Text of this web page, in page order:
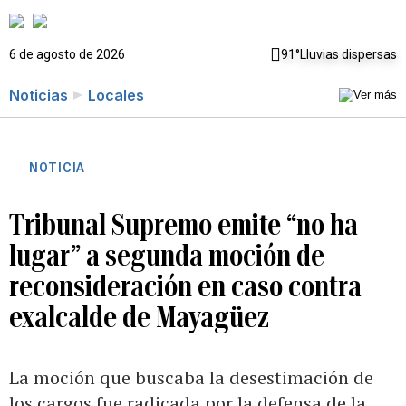
6 de agosto de 2026 91°Lluvias dispersas
Noticias Locales
NOTICIA
Tribunal Supremo emite “no ha
lugar” a segunda moción de
reconsideración en caso contra
exalcalde de Mayagüez
La moción que buscaba la desestimación de